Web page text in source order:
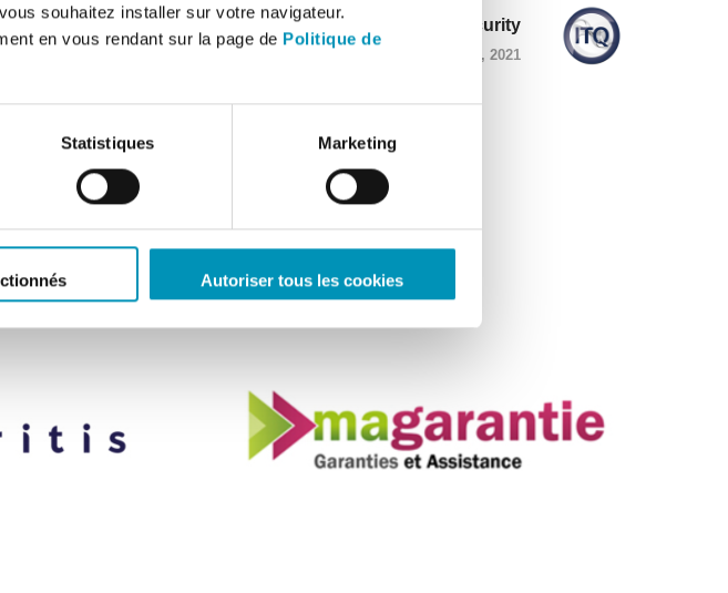
souhaitez installer sur votre navigateur.
en vous rendant sur la page de Politique de
Statistiques Marketing
Autoriser tous les cookies
ITQ security
AVRIL 9, 2021